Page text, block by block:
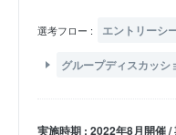
選考フロー : エントリーシ
グループディスカッシ
実施時期 : 2022年8月開催